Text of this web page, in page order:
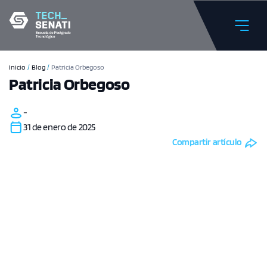
Inicio / Blog / Patricia Orbegoso
Patricia Orbegoso
-
31 de enero de 2025
Compartir artículo